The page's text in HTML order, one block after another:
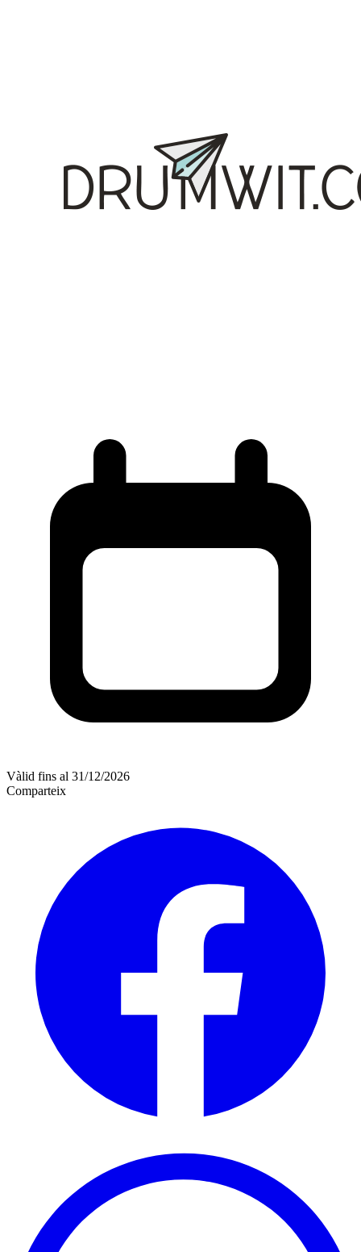
Vàlid fins al 31/12/2026
Comparteix